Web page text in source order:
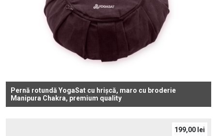
Pernă rotundă YogaSat cu hrișcă, maro cu broderie
Manipura Chakra, premium quality
199,00 lei